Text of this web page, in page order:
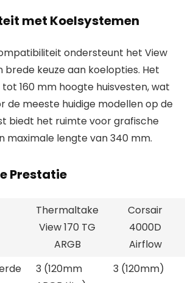
met Koelsystemen
ondersteunt het View
brede keuze aan koelopties. Het
tot 160 mm hoogte huisvesten, wat
de meeste huidige modellen op de
biedt het ruimte voor grafische
maximale lengte van 340 mm.
Prestatie
Thermaltake
View 170 TG
ARGB
Corsair
4000D
Airflow
3 (120mm
3 (120mm)